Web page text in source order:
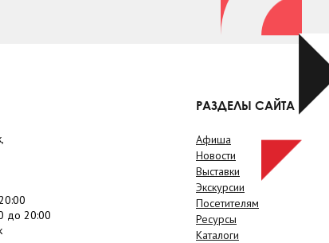
до 20:00
РАЗДЕЛЫ САЙТА
Афиша
Новости
Выставки
Экскурсии
Посетителям
Ресурсы
Каталоги